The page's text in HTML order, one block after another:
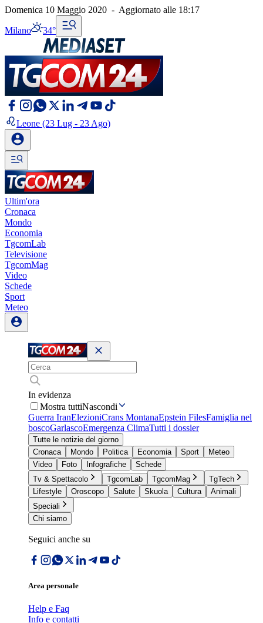
Domenica 10 Maggio 2020 - Aggiornato alle 18:17
Milano 34°
Leone (23 Lug - 23 Ago)
Ultim'ora
Cronaca
Mondo
Economia
TgcomLab
Televisione
TgcomMag
Video
Schede
Sport
Meteo
In evidenza
Mostra tuttiNascondi
Guerra IranElezioniCrans MontanaEpstein FilesFamiglia nel
boscoGarlascoEmergenza ClimaTutti i dossier
Tutte le notizie del giorno
Cronaca
Mondo Politica Economia Sport
Meteo
Video
Foto Infografiche
Schede
Tv & Spettacolo
TgcomLab TgcomMag
TgTech
Lifestyle
Oroscopo Salute Skuola Cultura
Animali
Speciali
Chi siamo
Seguici anche su
Area personale
Help e Faq
Info e contatti